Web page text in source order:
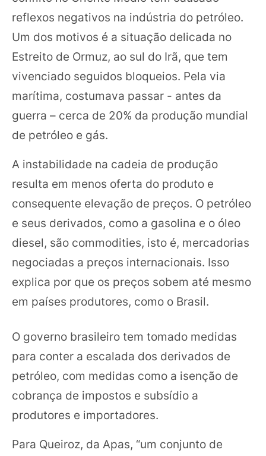
reflexos negativos na indústria do petróleo.
Um dos motivos é a situação delicada no
Estreito de Ormuz, ao sul do Irã, que tem
vivenciado seguidos bloqueios. Pela via
marítima, costumava passar - antes da
guerra – cerca de 20% da produção mundial
de petróleo e gás.
A instabilidade na cadeia de produção
resulta em menos oferta do produto e
consequente elevação de preços. O petróleo
e seus derivados, como a gasolina e o óleo
diesel, são commodities, isto é, mercadorias
negociadas a preços internacionais. Isso
explica por que os preços sobem até mesmo
em países produtores, como o Brasil.
O governo brasileiro tem tomado medidas
para conter a escalada dos derivados de
petróleo, com medidas como a isenção de
cobrança de impostos e subsídio a
produtores e importadores.
Para Queiroz, da Apas, “um conjunto de